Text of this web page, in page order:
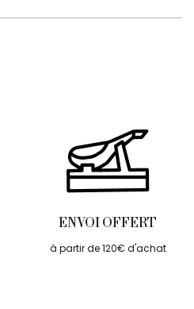
ENVOI OFFERT
à partir de 120€ d'achat